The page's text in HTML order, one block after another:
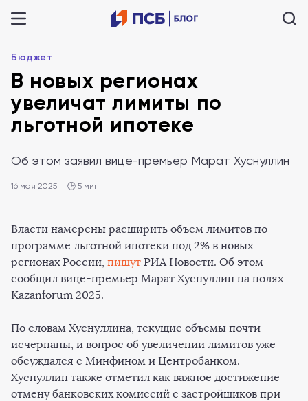
Бюджет
В новых регионах
увеличат лимиты по
льготной ипотеке
Об этом заявил вице-премьер Марат Хуснуллин
16 мая 2025 🕒 5 мин
Власти намерены расширить объем лимитов по
программе льготной ипотеки под 2% в новых
регионах России, пишут РИА Новости. Об этом
сообщил вице-премьер Марат Хуснуллин на полях
Kazanforum 2025.
По словам Хуснуллина, текущие объемы почти
исчерпаны, и вопрос об увеличении лимитов уже
обсуждался с Минфином и Центробанком.
Хуснуллин также отметил как важное достижение
отмену банковских комиссий с застройщиков при